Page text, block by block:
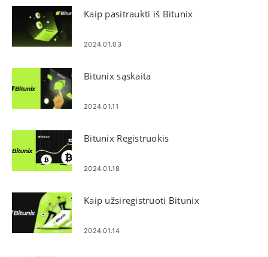
Kaip pasitraukti iš Bitunix
2024.01.03
Bitunix sąskaita
2024.01.11
Bitunix Registruokis
2024.01.18
Kaip užsiregistruoti Bitunix
2024.01.14